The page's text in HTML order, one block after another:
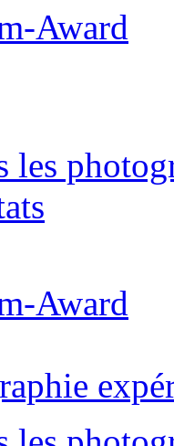
Award
les
Award